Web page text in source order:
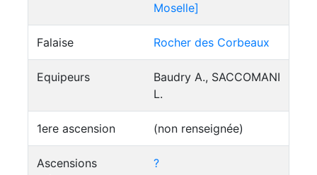
Moselle]
Falaise Rocher des Corbeaux
Equipeurs
Baudry A., SACCOMANI
L.
1ere ascension (non renseignée)
Ascensions
?